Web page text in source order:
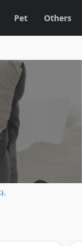
Pet Others
.